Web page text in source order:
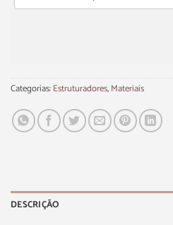
Categorias:Estruturadores,Materiais
DESCRIÇÃO